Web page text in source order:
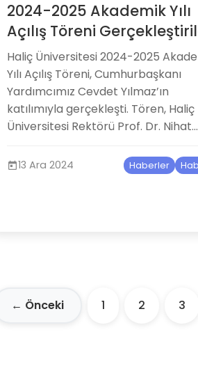
2024-2025 Akademik Yılı
Açılış Töreni
​Haliç Üniversitesi 2024-2025
Yılı Açılış Töreni, Cumhurbaşkanı
Yardımcımız Cevdet Yılmaz’ın
katılımıyla gerçekleşti. Tören, Haliç
Üniversitesi Rektörü Prof. Dr. Nihat...
13 Ara 2024 Haberler
← Önceki 1 2 3